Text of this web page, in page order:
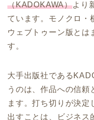
（KADOKAWA）より
ています。モノクロ・
ウェブトゥーン版とは
す。
大手出版社である
うのは、作品への信頼
ます。打ち切りが決定
出すことは、ビジネス